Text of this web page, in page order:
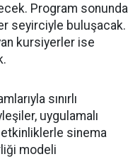
Program sonunda
seyirciyle buluşacak.
kursiyerler ise
sınırlı
uygulamalı
sinema
modeli